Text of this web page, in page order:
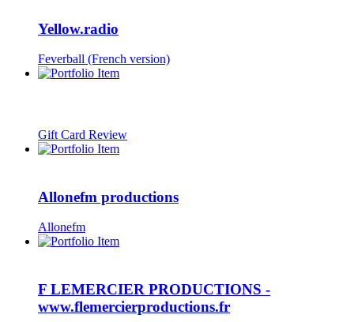
Yellow.radio
Feverball (French version)
Gift Card Review
Allonefm productions
Allonefm
F LEMERCIER PRODUCTIONS -
www.flemercierproductions.fr